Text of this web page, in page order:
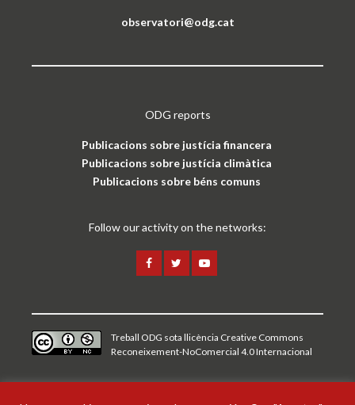
observatori@odg.cat
ODG reports
Publicacions sobre justícia financera
Publicacions sobre justícia climàtica
Publicacions sobre béns comuns
Follow our activity on the networks:
Treball ODG sota llicència Creative Commons
Reconeixement-NoComercial 4.0 Internacional
Avís legal i política de privacitat